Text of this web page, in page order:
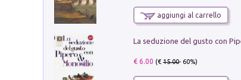
aggiungi al carrello
€ 6.00 (€15.00- 60%)